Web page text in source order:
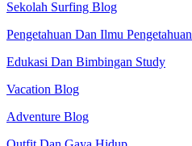
Sekolah Surfing Blog
Pengetahuan Dan Ilmu Pengetahuan
Edukasi Dan Bimbingan Study
Vacation Blog
Adventure Blog